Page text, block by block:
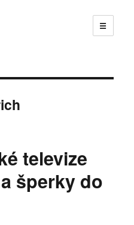
☰
televize
šperky do